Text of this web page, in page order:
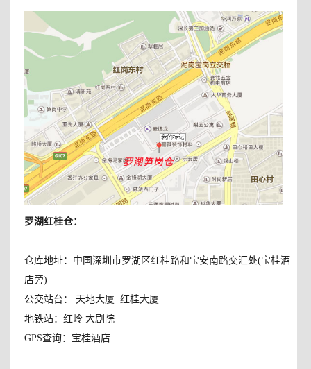
罗湖红桂仓：
仓库地址：中国深圳市罗湖区红桂路和宝安南路交汇处(宝桂酒
店旁)
公交站台： 天地大厦 红桂大厦
地铁站：红岭 大剧院
GPS查询：宝桂酒店